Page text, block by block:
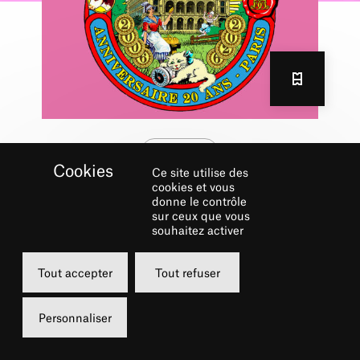
BORN BAD
RECORDS
3 OCT. 2026
17h Grande Salle De 6 à 58 €
Ce site utilise des
cookies et vous
donne le contrôle
sur ceux que vous
souhaitez activer
Tout accepter Tout refuser
Personnaliser